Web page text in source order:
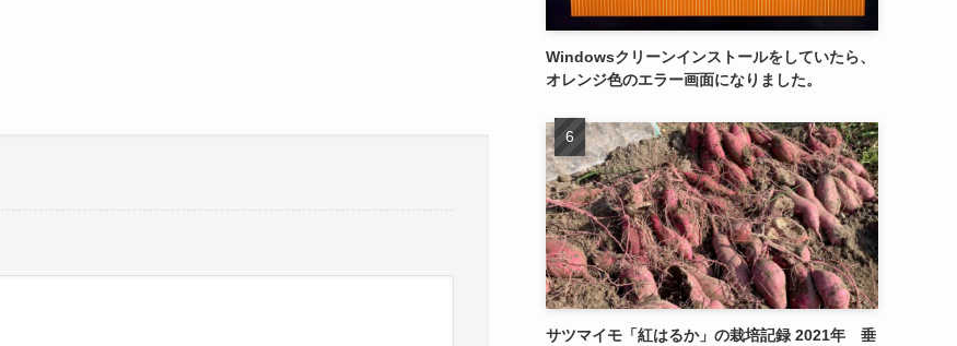
Windowsクリーンインストールをしていたら、
オレンジ色のエラー画面になりました。
サツマイモ「紅はるか」の栽培記録 2021年 垂